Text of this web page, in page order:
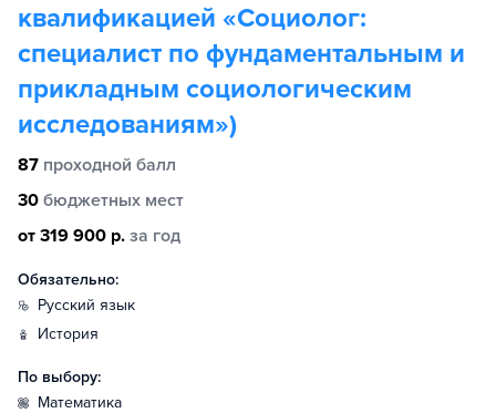
квалификацией «Социолог:
специалист по фундаментальным и
прикладным социологическим
исследованиям»)
87 проходной балл
30 бюджетных мест
от 319 900 р. за год
Обязательно:
русский язык
история
По выбору:
математика